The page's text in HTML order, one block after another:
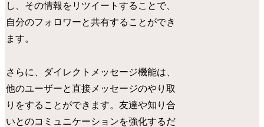
し、その情報をリツイートすることで、
自分のフォロワーと共有することができ
ます。
さらに、ダイレクトメッセージ機能は、
他のユーザーと直接メッセージのやり取
りをすることができます。友達や知り合
いとのコミュニケーションを強化するだ